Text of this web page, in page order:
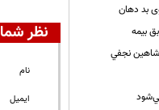
نظر شما
نام
ایمیل
بیمه
شاهين نجفي